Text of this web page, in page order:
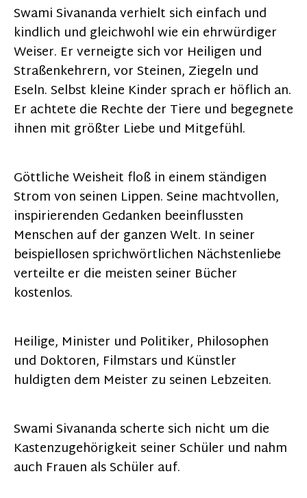
Swami Sivananda verhielt sich einfach und
kindlich und gleichwohl wie ein ehrwürdiger
Weiser. Er verneigte sich vor Heiligen und
Straßenkehrern, vor Steinen, Ziegeln und
Eseln. Selbst kleine Kinder sprach er höflich an.
Er achtete die Rechte der Tiere und begegnete
ihnen mit größter Liebe und Mitgefühl.
Göttliche Weisheit floß in einem ständigen
Strom von seinen Lippen. Seine machtvollen,
inspirierenden Gedanken beeinflussten
Menschen auf der ganzen Welt. In seiner
beispiellosen sprichwörtlichen Nächstenliebe
verteilte er die meisten seiner Bücher
kostenlos.
Heilige, Minister und Politiker, Philosophen
und Doktoren, Filmstars und Künstler
huldigten dem Meister zu seinen Lebzeiten.
Swami Sivananda scherte sich nicht um die
Kastenzugehörigkeit seiner Schüler und nahm
auch Frauen als Schüler auf.